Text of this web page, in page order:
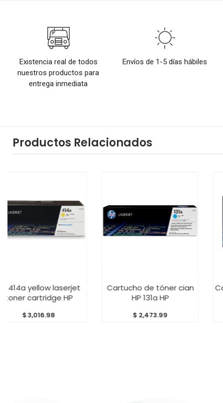
Existencia real de todos
nuestros productos para
entrega inmediata
Envíos de 1-5 días hábiles
Productos Relacionados
laserjet
HP
Cartucho de tóner cian
HP 131a HP
2,473.99
Cartucho